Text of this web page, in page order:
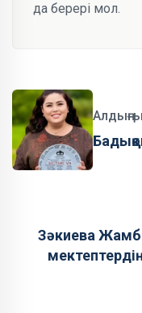
да берері мол.
Зәкиева